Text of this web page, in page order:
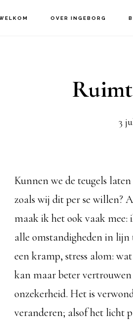
OVER INGEBORG
3
Kunnen we de teugels
zoals wij dit per se willen?
maak ik het ook vaak mee:
alle omstandigheden in
een kramp, stress alom:
kan maar beter
onzekerheid. Het is
veranderen; alsof het licht